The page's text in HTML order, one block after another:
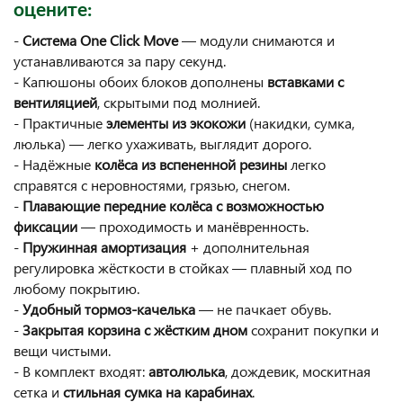
оцените:
-Система One Click Move— модули снимаются и
устанавливаются за пару секунд.
- Капюшоны обоих блоков дополнены вставками с
вентиляцией, скрытыми под молнией.
- Практичныеэлементы из экокожи (накидки, сумка,
люлька) — легко ухаживать, выглядит дорого.
- Надёжные колёса из вспененной резины легко
справятся с неровностями, грязью, снегом.
- Плавающие передние колёса с возможностью
фиксации— проходимость и манёвренность.
- Пружинная амортизация + дополнительная
регулировка жёсткости в стойках — плавный ход по
любому покрытию.
-Удобный тормоз-качелька— не пачкает обувь.
-Закрытая корзина с жёстким дномсохранит покупки и
вещи чистыми.
- В комплект входят:автолюлька, дождевик, москитная
сетка и стильная сумка на карабинах.